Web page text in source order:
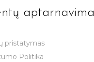
pristatymas
Politika